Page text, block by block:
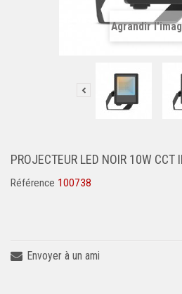
Agrandir
PROJECTEUR LED NOIR 10W CCT
Référence 100738
Envoyer à un ami